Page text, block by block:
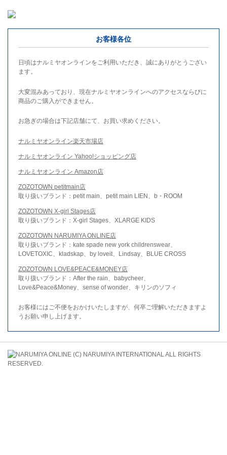
お客様各位
日頃はナルミヤオンラインをご利用いただき、誠にありがとうござい
ます。
大変混みあっており、現在ナルミヤオンラインへのアクセスならびに
商品のご購入ができません。
お急ぎの場合は下記店舗にて、お買い求めください。
ナルミヤオンライン楽天市場店
ナルミヤオンライン Yahoo!ショッピング店
ナルミヤオンライン Amazon店
ZOZOTOWN petitmain店
取り扱いブランド：petit main、petit main LIEN、b・ROOM
ZOZOTOWN X-girl Stages店
取り扱いブランド：X-girl Stages、XLARGE KIDS
ZOZOTOWN NARUMIYA ONLINE店
取り扱いブランド：kate spade new york childrenswear、
LOVETOXIC、kladskap、by loveit、Lindsay、BLUE CROSS
ZOZOTOWN LOVE&PEACE&MONEY店
取り扱いブランド：After the rain、babycheer、
Love&Peace&Money、sense of wonder、キリンのソフィ
お客様にはご不便をおかけいたしますが、何卒ご理解いただきますよ
うお願い申し上げます。